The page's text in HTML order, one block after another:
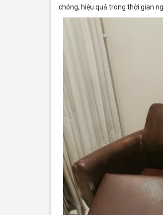
chóng, hiệu quả trong thời gian